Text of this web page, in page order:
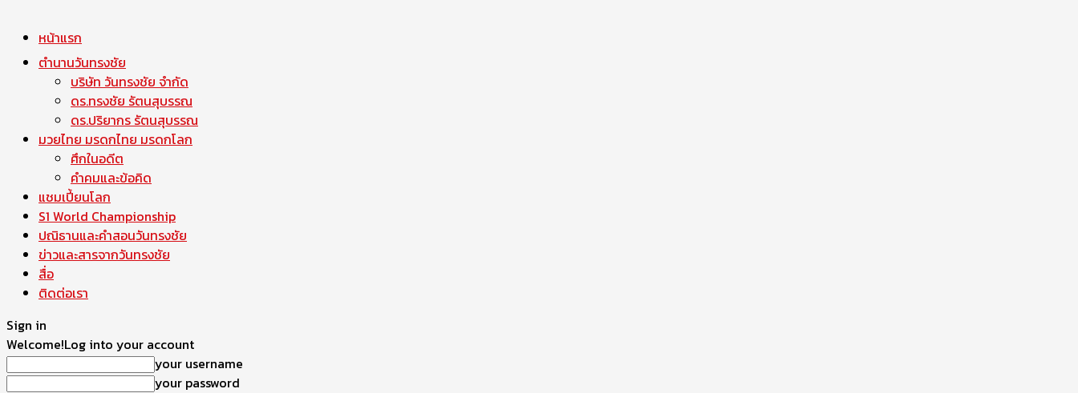
หน้าแรก
ตำนานวันทรงชัย
บริษัท วันทรงชัย จำกัด
ดร.ทรงชัย รัตนสุบรรณ
ดร.ปริยากร รัตนสุบรรณ
มวยไทย มรดกไทย มรดกโลก
ศึกในอดีต
คำคมและข้อคิด
แชมเปี้ยนโลก
S1 World Championship
ปณิธานและคำสอนวันทรงชัย
ข่าวและสารจากวันทรงชัย
สื่อ
ติดต่อเรา
Sign in
Welcome!Log into your account
your username
your password